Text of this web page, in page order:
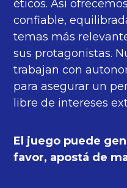
éticos. Así
confiable,
temas más
sus protagonistas.
trabajan con
para asegurar un
libre de intereses
El juego puede
favor, apostá de